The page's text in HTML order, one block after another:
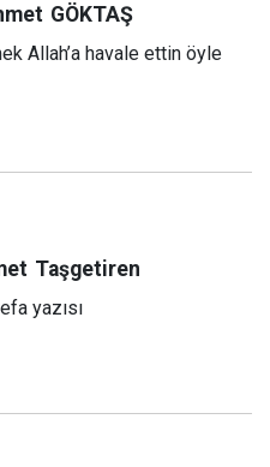
GÖKTAŞ
Allah’a havale ettin öyle
Taşgetiren
yazısı